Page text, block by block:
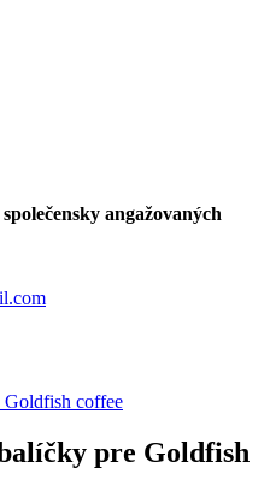
angažovaných
pre Goldfish